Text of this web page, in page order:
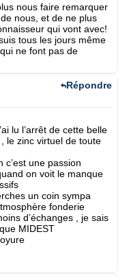
nous faire remarquer
nous, et de ne plus
qui vont avec!
tous les jours même
ne font pas de
lu l’arrêt de cette belle
le zinc virtuel de toute
c’est une passion
on voit le manque
un coin sympa
fonderie
d’échanges , je sais
MIDEST
Répondre